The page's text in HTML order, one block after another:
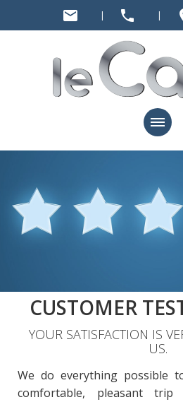
mail | phone |
CUSTOMER
YOUR SATISFACTION IS
US.
We do everything possible
comfortable, pleasant